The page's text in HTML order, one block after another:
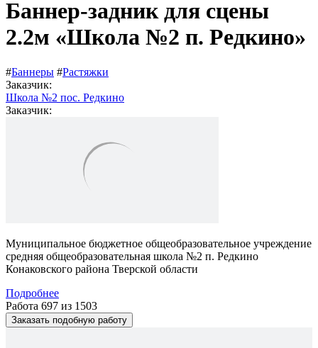
Баннер-задник для сцены
2.2м «Школа №2 п. Редкино»
#Баннеры #Растяжки
Заказчик:
Школа №2 пос. Редкино
Заказчик:
Муниципальное бюджетное общеобразовательное учреждение
средняя общеобразовательная школа №2 п. Редкино
Конаковского района Тверской области
Подробнее
Работа 697 из 1503
Заказать подобную работу